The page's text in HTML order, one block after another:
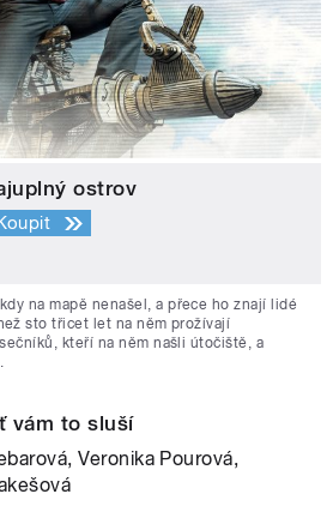
ostrov
na mapě nenašel, a přece ho znají lidé
sto třicet let na něm prožívají
kteří na něm našli útočiště, a
vám to sluší
Veronika Pourová,